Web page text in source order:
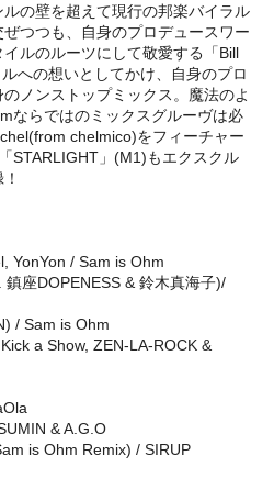
の壁を超えて現行の邦楽バイラル
つつも、自身のプロデュースワー
ルのルーツにして敬愛する「Bill
への想いとしてかけ、自身のプロ
ノンストップミックス。魔法のよ
ならではのミックスグルーヴは必
chelmico)をフィーチャー
STARLIGHT」(M1)もエクスクル
YonYon / Sam is Ohm
座DOPENESS & 鈴木真海子)/
/ Sam is Ohm
a Show, ZEN-LA-ROCK &
& A.G.O
is Ohm Remix) / SIRUP